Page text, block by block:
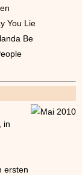
You Lie
Be
in
ersten